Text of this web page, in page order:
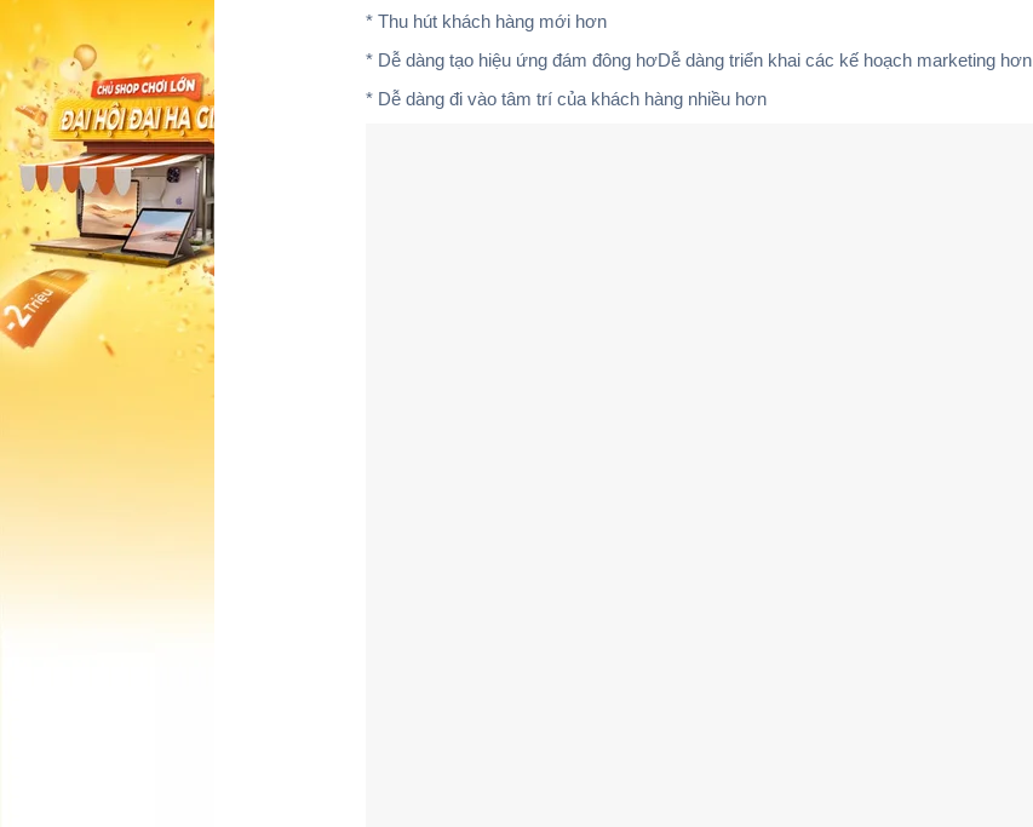
* Thu hút khách hàng mới hơn
* Dễ dàng tạo hiệu ứng đám đông hơDễ dàng triển khai các kế hoạch marketing hơn
* Dễ dàng đi vào tâm trí của khách hàng nhiều hơn